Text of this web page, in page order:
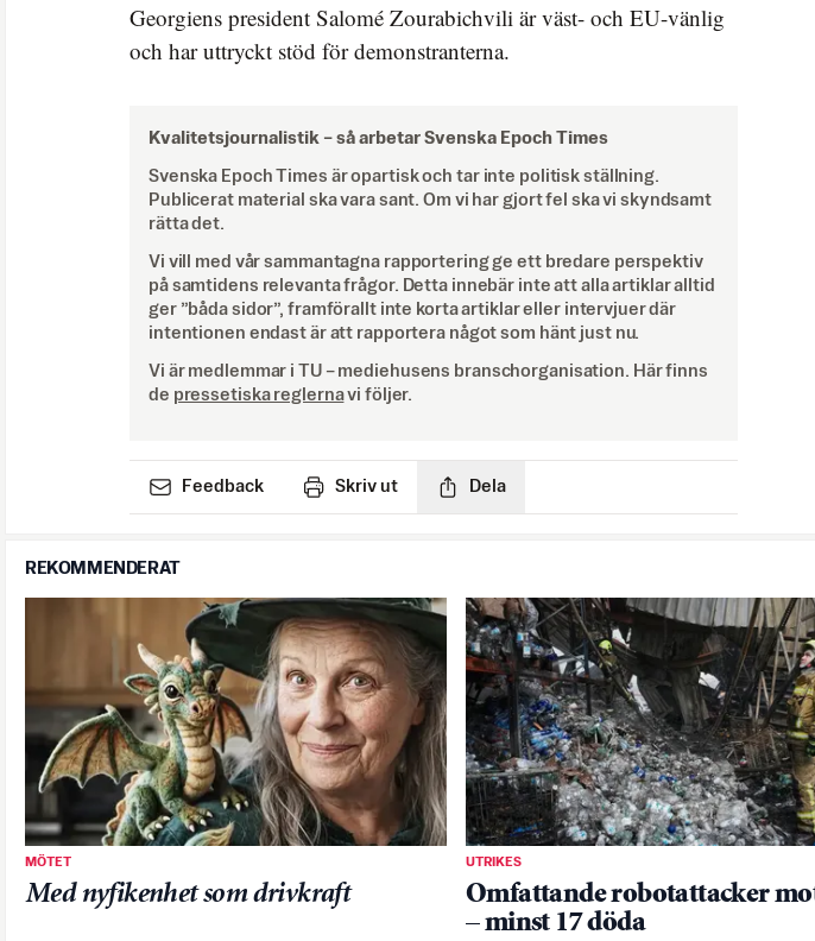
Georgiens president Salomé Zourabichvili är väst- och EU-vänlig
och har uttryckt stöd för demonstranterna.
Kvalitetsjournalistik – så arbetar Svenska Epoch Times
Svenska Epoch Times är opartisk och tar inte politisk ställning.
Publicerat material ska vara sant. Om vi har gjort fel ska vi skyndsamt
rätta det.
Vi vill med vår sammantagna rapportering ge ett bredare perspektiv
på samtidens relevanta frågor. Detta innebär inte att alla artiklar alltid
ger ”båda sidor”, framförallt inte korta artiklar eller intervjuer där
intentionen endast är att rapportera något som hänt just nu.
Vi är medlemmar i TU – mediehusens branschorganisation. Här finns
de pressetiska reglernavi följer.
Feedback Skriv ut Dela
REKOMMENDERAT
MÖTET
Med nyfikenhet som drivkraft
UTRIKES
Omfattande robotattacker
– minst 17 döda